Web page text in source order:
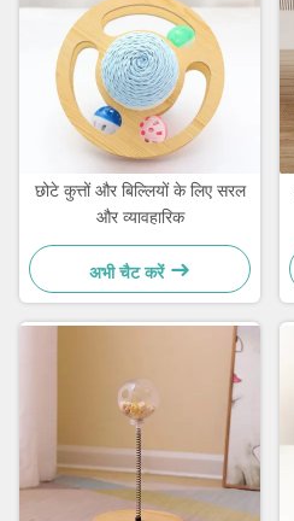
छोटे कुत्तों और बिल्लियों के लिए सरल
और व्यावहारिक
अभी चैट करें